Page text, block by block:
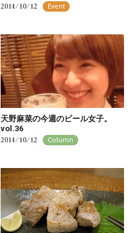
2014/10/12 Event
天野麻菜の今週のビール女子。
vol.36
2014/10/12 Column